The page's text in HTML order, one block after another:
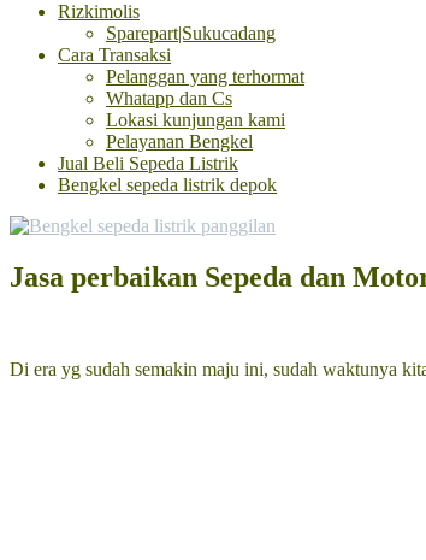
Rizkimolis
Sparepart|Sukucadang
Cara Transaksi
Pelanggan yang terhormat
Whatapp dan Cs
Lokasi kunjungan kami
Pelayanan Bengkel
Jual Beli Sepeda Listrik
Bengkel sepeda listrik depok
Jasa perbaikan Sepeda dan
Di era yg sudah semakin maju ini, sudah waktunya